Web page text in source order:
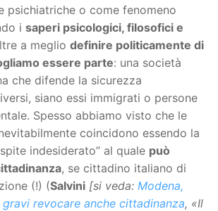
psichiatriche o come fenomeno
i saperi psicologici, filosofici e
a meglio definire politicamente di
essere parte: una società
che difende la sicurezza
siano essi immigrati o persone
Spesso abbiamo visto che le
coincidono essendo la
indesiderato” al quale può
, se cittadino italiano di
(!) (Salvini [si veda: Modena,
revocare anche cittadinanza, «Il